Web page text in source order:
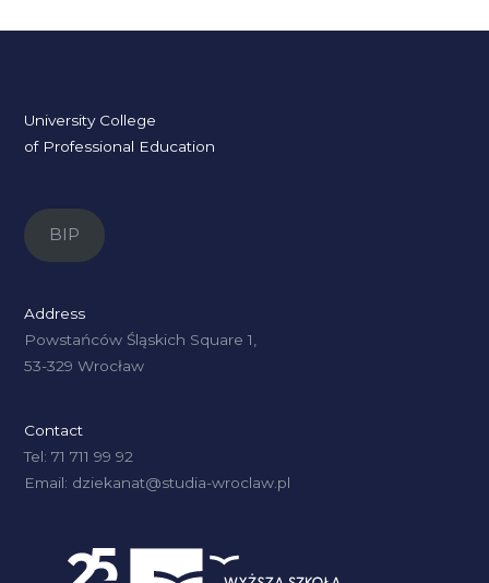
University College
of Professional Education
BIP
Address
Powstańców Śląskich Square 1,
53-329 Wrocław
Contact
Tel: 71 711 99 92
Email: dziekanat@studia-wroclaw.pl